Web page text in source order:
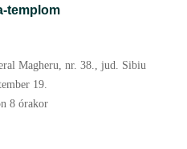
templom
Magheru, nr. 38., jud. Sibiu
19.
8 órakor